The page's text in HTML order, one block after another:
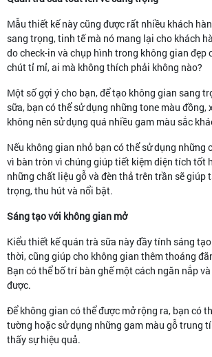
Mẫu thiết kế này cũng được rất nhiều khách
sang trọng, tinh tế mà nó mang lại cho khách
do check-in và chụp hình trong không gian đẹp
chút tỉ mỉ, ai mà không thích phải không nào?
Một số gợi ý cho bạn, để tạo không gian sang
sữa, bạn có thể sử dụng những tone màu đồng,
không nên sử dụng quá nhiều gam màu sắc
Nếu không gian nhỏ bạn có thể sử dụng những
vì bàn tròn vì chúng giúp tiết kiệm diện tích tốt
những chất liệu gỗ và đèn thả trên trần sẽ giúp
trọng, thu hút và nổi bật.
Sáng tạo với không gian mở
Kiểu thiết kế quán trà sữa này đầy tính sáng
thời, cũng giúp cho không gian thêm thoáng
Bạn có thể bố trí bàn ghế một cách ngăn nắp
được.
Để không gian có thể được mở rộng ra, bạn có
tường hoặc sử dụng những gam màu gỗ trung
thấy sự hiệu quả.